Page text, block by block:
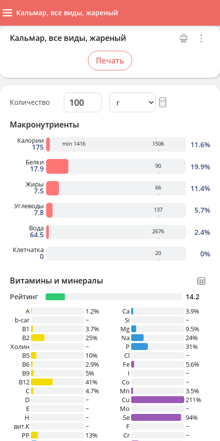
Кальмар, все виды, жареный
Кальмар, все виды, жареный
Печать
Количество
Макронутриенты
Калории
175 min 1416 1506 11.6%
Белки
17.9 90 19.9%
Жиры
7.5 66 11.4%
Углеводы
7.8 137 5.7%
Вода
64.5 2676 2.4%
Клетчатка
0 20 0%
Витамины и минералы
Рейтинг 14.2
A
1.2%
b-car
~
В1
3.7%
B2
25%
Холин
~
B5
10%
B6
2.9%
B9
5%
B12
41%
C
4.7%
D
~
E
~
H
~
вит.К
~
PP
13%
Ca
3.9%
Si
~
Mg
9.5%
Na
24%
P
31%
Cl
~
Fe
5.6%
I
~
Co
~
Mn
3.5%
Cu
211%
Mo
~
Se
94%
F
~
Cr
~